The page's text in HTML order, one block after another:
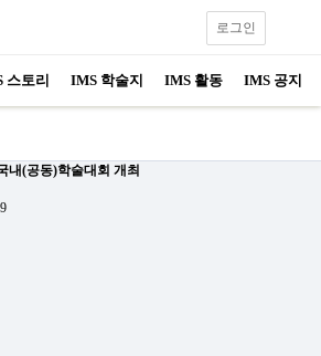
스토리 IMS 학술지 IMS 활동 IMS 공지
로그인
내(공동)학술대회 개최